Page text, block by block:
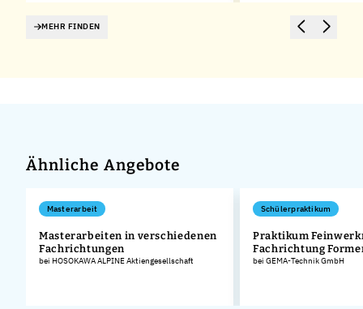
MEHR FINDEN
Ähnliche Angebote
Masterarbeit
Masterarbeiten in verschiedenen
Fachrichtungen
bei HOSOKAWA ALPINE Aktiengesellschaft
Schülerpraktikum
Praktikum
Fachrichtung
bei GEMA-Technik GmbH